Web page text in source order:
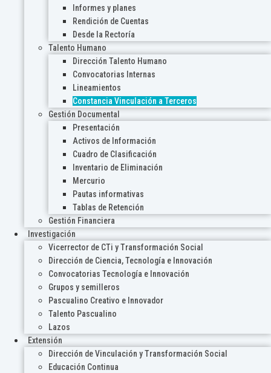
Informes y planes
Rendición de Cuentas
Desde la Rectoría
Talento Humano
Dirección Talento Humano
Convocatorias Internas
Lineamientos
Constancia Vinculación a Terceros
Gestión Documental
Presentación
Activos de Información
Cuadro de Clasificación
Inventario de Eliminación
Mercurio
Pautas informativas
Tablas de Retención
Gestión Financiera
Investigación
Vicerrector de CTi y Transformación Social
Dirección de Ciencia, Tecnología e Innovación
Convocatorias Tecnología e Innovación
Grupos y semilleros
Pascualino Creativo e Innovador
Talento Pascualino
Lazos
Extensión
Dirección de Vinculación y Transformación Social
Educación Continua